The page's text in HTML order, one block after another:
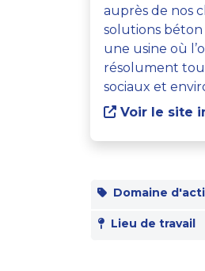
auprès de nos
solutions béton
une usine où
résolument
sociaux et
Voir le site
Domaine
Lieu de travail